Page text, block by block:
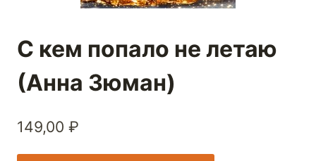
С кем попало не летаю
(Анна Зюман)
149,00 ₽